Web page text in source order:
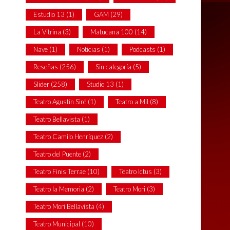
Estudio 13 (1) GAM (29)
La Vitrina (3) Matucana 100 (14)
Nave (1) Noticias (1) Podcasts (1)
Reseñas (256) Sin categoría (5)
Slider (258) Studio 13 (1)
Teatro Agustín Siré (1) Teatro a Mil (8)
Teatro Bellavista (1)
Teatro Camilo Henríquez (2)
Teatro del Puente (2)
Teatro Finis Terrae (10) Teatro Ictus (3)
Teatro la Memoria (2) Teatro Mori (3)
Teatro Mori Bellavista (4)
Teatro Municipal (10)